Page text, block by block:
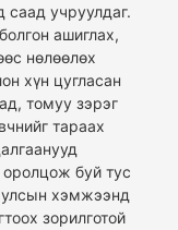
учруулдаг.
ашиглах,
нөлөөлөх
хүн цугласан
томуу зэрэг
тараах
буй тус
улсын хэмжээнд
зорилготой